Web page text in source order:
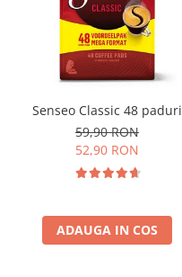
Senseo Classic 48 paduri
59,90 RON
52,90 RON
ADAUGA IN COS